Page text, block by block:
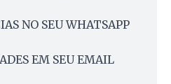
NO SEU WHATSAPP
EM SEU EMAIL